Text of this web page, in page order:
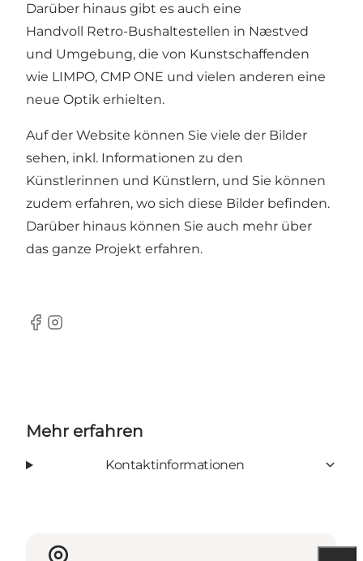
Darüber hinaus gibt es auch eine
Handvoll Retro-Bushaltestellen in Næstved
und Umgebung, die von Kunstschaffenden
wie LIMPO, CMP ONE und vielen anderen eine
neue Optik erhielten.
Auf der Website können Sie viele der Bilder
sehen, inkl. Informationen zu den
Künstlerinnen und Künstlern, und Sie können
zudem erfahren, wo sich diese Bilder befinden.
Darüber hinaus können Sie auch mehr über
das ganze Projekt erfahren.
Facebook
Instagram
Mehr erfahren
Kontaktinformationen